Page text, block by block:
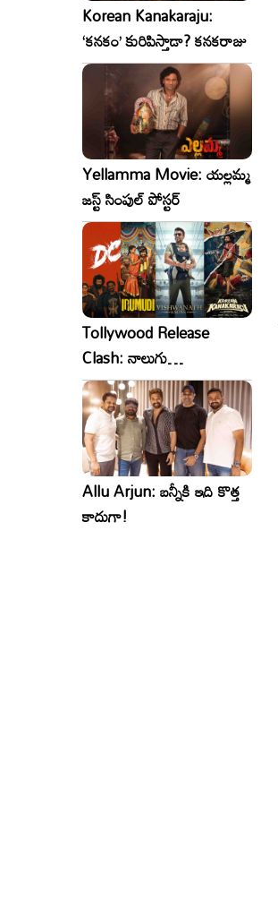
Korean Kanakaraju:
‘కనకం’ కురిపిస్తాడా? కనకరాజు
Yellamma Movie: యల్లమ్మ
జస్ట్ సింపుల్ పోస్టర్
Tollywood Release
Clash: నాలుగు
సినిమాలు..ఒకేసారి..ఎందుకో?
Allu Arjun: బన్నీకి ఇది కొత్త
కాదుగా!